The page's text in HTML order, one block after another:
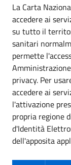
La Carta
accedere ai
su tutto il
sanitari
permette
privacy. Per
accedere ai
l'attivazione
propria regione
d'Identità
dell'apposita